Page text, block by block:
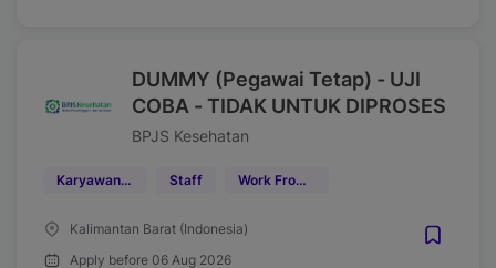
DUMMY (Pegawai Tetap) - UJI
COBA - TIDAK UNTUK DIPROSES
BPJS Kesehatan
Karyawan Tetap Staff Work From Office (WFO)
Kalimantan Barat (Indonesia)
Apply before 06 Aug 2026